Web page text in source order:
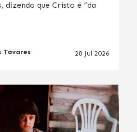
dizendo que Cristo é “da
Tavares 28 Jul 2026